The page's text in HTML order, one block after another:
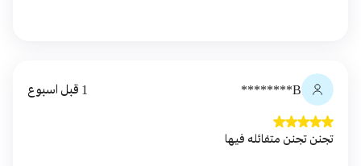
B******** 1 قبل اسبوع
تجنن تجنن متفائله فيها